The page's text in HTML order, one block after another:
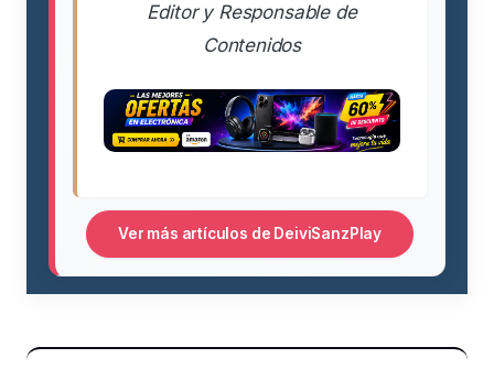
Editor y Responsable de
Contenidos
Ver más artículos de DeiviSanzPlay